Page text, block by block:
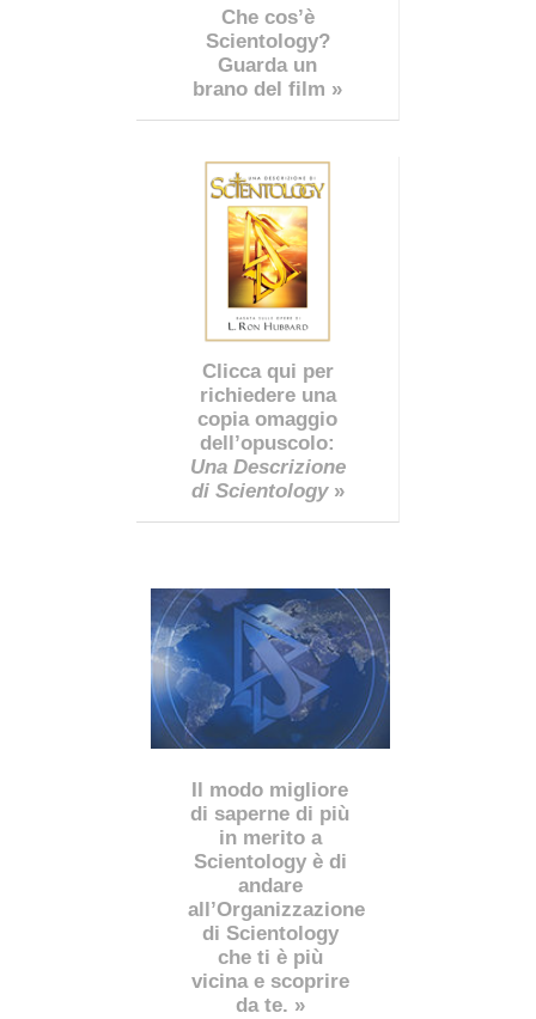
Che cos’è
Scientology?
Guarda un
brano del film »
Clicca qui per
richiedere una
copia omaggio
dell’opuscolo:
Una Descrizione
di Scientology»
Il modo migliore
di saperne di più
in merito a
Scientology è di
andare
all’Organizzazione
di Scientology
che ti è più
vicina e scoprire
da te. »